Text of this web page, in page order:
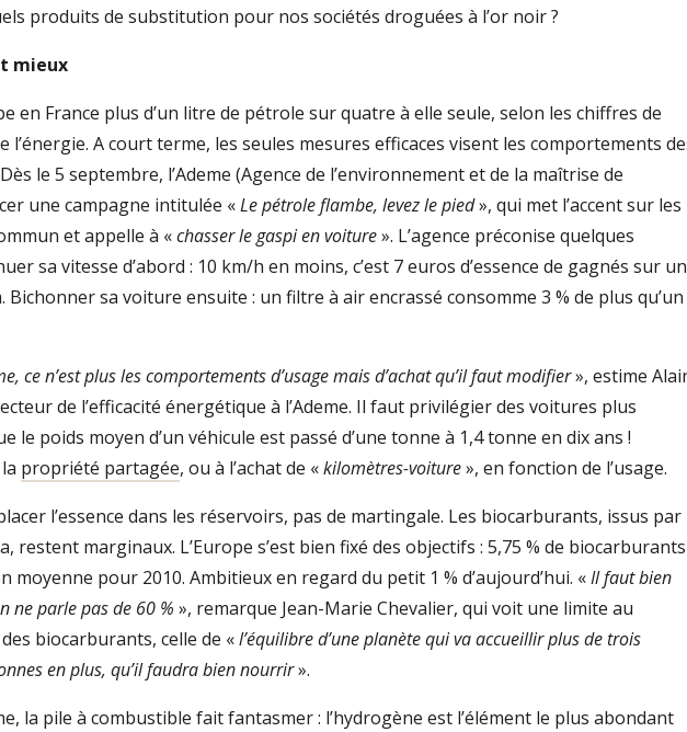
produits de substitution pour nos sociétés droguées à l’or noir ?
mieux
en France plus d’un litre de pétrole sur quatre à elle seule, selon les chiffres de
l’énergie. A court terme, les seules mesures efficaces visent les comportements
le 5 septembre, l’Ademe (Agence de l’environnement et de la maîtrise de
une campagne intitulée «Le pétrole flambe, levez le pied», qui met l’accent sur les
et appelle à «chasser le gaspi en voiture». L’agence préconise quelques
sa vitesse d’abord : 10 km/h en moins, c’est 7 euros d’essence de gagnés sur un
Bichonner sa voiture ensuite : un filtre à air encrassé consomme 3 % de plus qu’un
ce n’est plus les comportements d’usage mais d’achat qu’il faut modifier», estime
de l’efficacité énergétique à l’Ademe. Il faut privilégier des voitures plus
le poids moyen d’un véhicule est passé d’une tonne à 1,4 tonne en dix ans !
propriété partagée, ou à l’achat de «kilomètres-voiture», en fonction de l’usage.
l’essence dans les réservoirs, pas de martingale. Les biocarburants, issus par
restent marginaux. L’Europe s’est bien fixé des objectifs : 5,75 % de biocarburants
moyenne pour 2010. Ambitieux en regard du petit 1 % d’aujourd’hui. «Il faut bien
ne parle pas de 60 % », remarque Jean-Marie Chevalier, qui voit une limite au
biocarburants, celle de «l’équilibre d’une planète qui va accueillir plus de trois
en plus, qu’il faudra bien nourrir».
la pile à combustible fait fantasmer : l’hydrogène est l’élément le plus abondant